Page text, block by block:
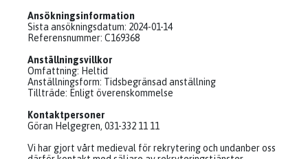
Ansökningsinformation
Sista ansökningsdatum: 2024-01-14
Referensnummer: C169368
Anställningsvillkor
Omfattning: Heltid
Anställningsform: Tidsbegränsad anställning
Tillträde: Enligt överenskommelse
Kontaktpersoner
Göran Helgegren, 031-332 11 11
Vi har gjort vårt medieval för rekrytering och undanber oss